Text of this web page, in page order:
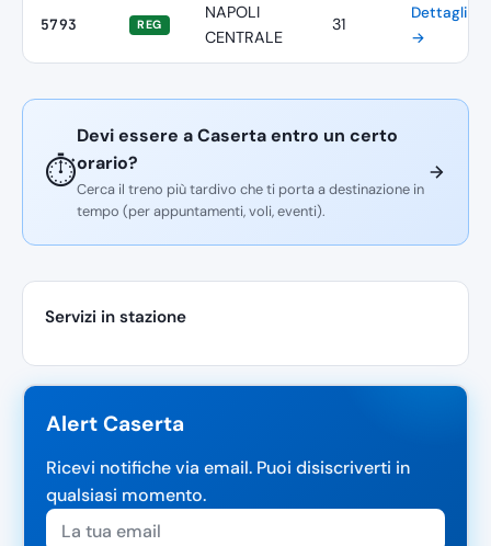
5793 REG
NAPOLI
CENTRALE
31
Dettagli
→
⏱️
Devi essere a Caserta entro un certo
orario?
Cerca il treno più tardivo che ti porta a destinazione in
tempo (per appuntamenti, voli, eventi).
Servizi in stazione
Alert Caserta
Ricevi notifiche via email. Puoi disiscriverti in
qualsiasi momento.